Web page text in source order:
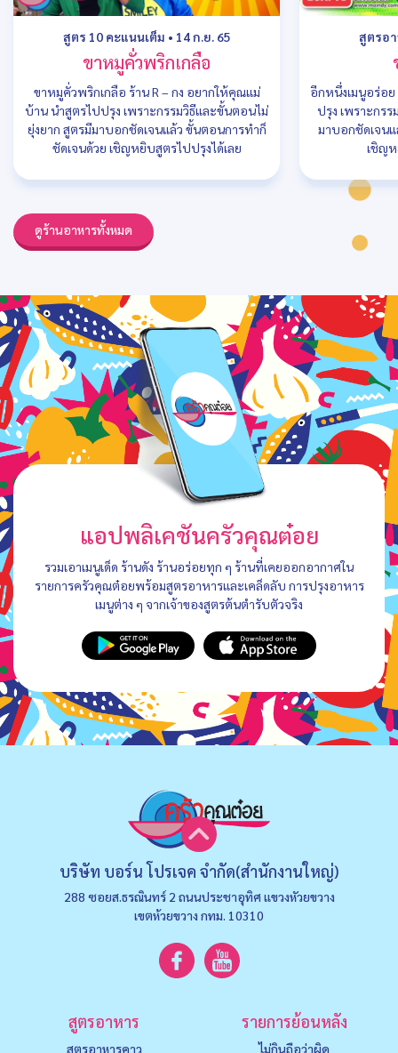
สูตร 10 คะแนนเต็ม • 14 ก.ย. 65
ขาหมูคั่วพริกเกลือ
ขาหมูคั่วพริกเกลือ ร้าน R – กง อยากให้คุณแม่
บ้าน นำสูตรไปปรุง เพราะกรรมวิธีและขั้นตอนไม่
ยุ่งยาก สูตรมีมาบอกชัดเจนแล้ว ขั้นตอนการทำก็
ชัดเจนด้วย เชิญหยิบสูตรไปปรุงได้เลย
สูตรอ
อีกหนึ่งเมนูอร่อ
ปรุง เพราะกร
มาบอกชัดเจน
เชิญห
ดูร้านอาหารทั้งหมด
แอปพลิเคชันครัวคุณต๋อย
รวมเอาเมนูเด็ด ร้านดัง ร้านอร่อยทุก ๆ ร้านที่เคยออกอากาศใน
รายการครัวคุณต๋อยพร้อมสูตรอาหารและเคล็ดลับ การปรุงอาหาร
เมนูต่าง ๆ จากเจ้าของสูตรต้นตำรับตัวจริง
บริษัท บอร์น โปรเจค จำกัด(สำนักงานใหญ่)
288 ซอยส.ธรณินทร์ 2 ถนนประชาอุทิศ แขวงหัวยขวาง
เขตห้วยขวาง กทม. 10310
สูตรอาหาร
สูตรอาหารคาว
รายการย้อนหลัง
ไม่กินถือว่าผิด